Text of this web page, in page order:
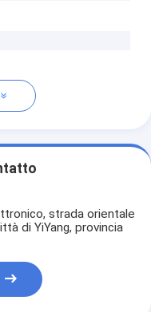
strada orientale
di YiYang, provincia